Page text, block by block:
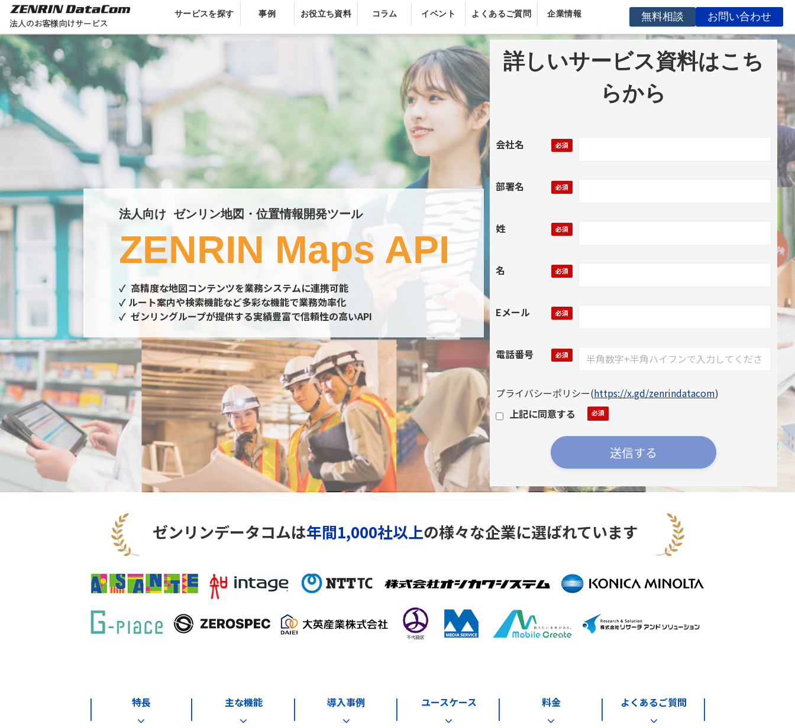
サービスを探す 事例 お役立ち資料 コラム イベント よくあるご質問 企業情報 無料相談 お問い合わせ
法人向け  ゼンリン地図・位置情報開発ツール
ZENRIN Maps API
✓ 高精度な地図コンテンツを業務システムに連携可能
✓ ルート案内や検索機能など多彩な機能で業務効率化
✓ ゼンリングループが提供する実績豊富で信頼性の高いAPI
詳しいサービス資料はこち
らから
会社名
部署名
姓
名
Eメール
電話番号
プライバシーポリシー(https://x.gd/zenrindatacom)
上記に同意する
ゼンリンデータコムは年間1,000社以上の様々な企業に選ばれています
特長 主な機能 導入事例 ユースケース 料金 よくあるご質問